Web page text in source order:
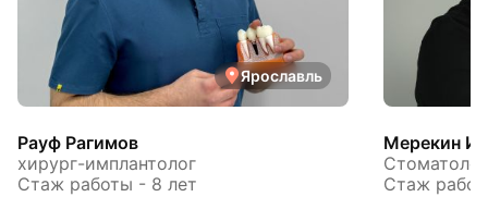
Ярославль
Рауф Рагимов
хирург-имплантолог
Стаж работы - 8 лет
Мерекин
Стаж